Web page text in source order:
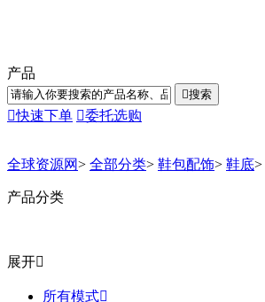
产品
搜索
快速下单 委托选购
全球资源网> 全部分类> 鞋包配饰> 鞋底>
产品分类
展开
所有模式